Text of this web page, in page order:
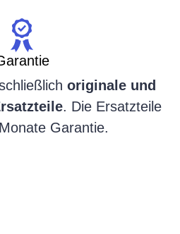
originale und
. Die Ersatzteile
Garantie.